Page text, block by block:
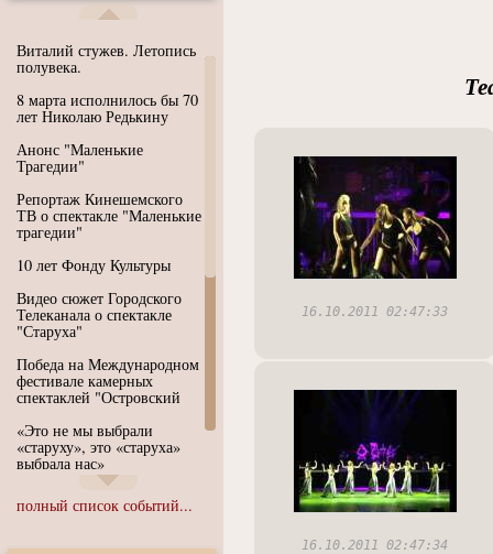
Виталий стужев. Летопись
полувека.
8 марта исполнилось бы 70
лет Николаю Редькину
Анонс "Маленькие
Трагедии"
Репортаж Кинешемского
ТВ о спектакле "Маленькие
трагедии"
10 лет Фонду Культуры
Видео сюжет Городского
Телеканала о спектакле
"Старуха"
Победа на Международном
фестивале камерных
спектаклей "Островский
«Это не мы выбрали
«старуху», это «старуха»
выбрала нас»
Иммерсивный спектакль
"Язык чистого полета
полный список событий...
16.10.2011 02:47:33
16.10.2011 02:47:34